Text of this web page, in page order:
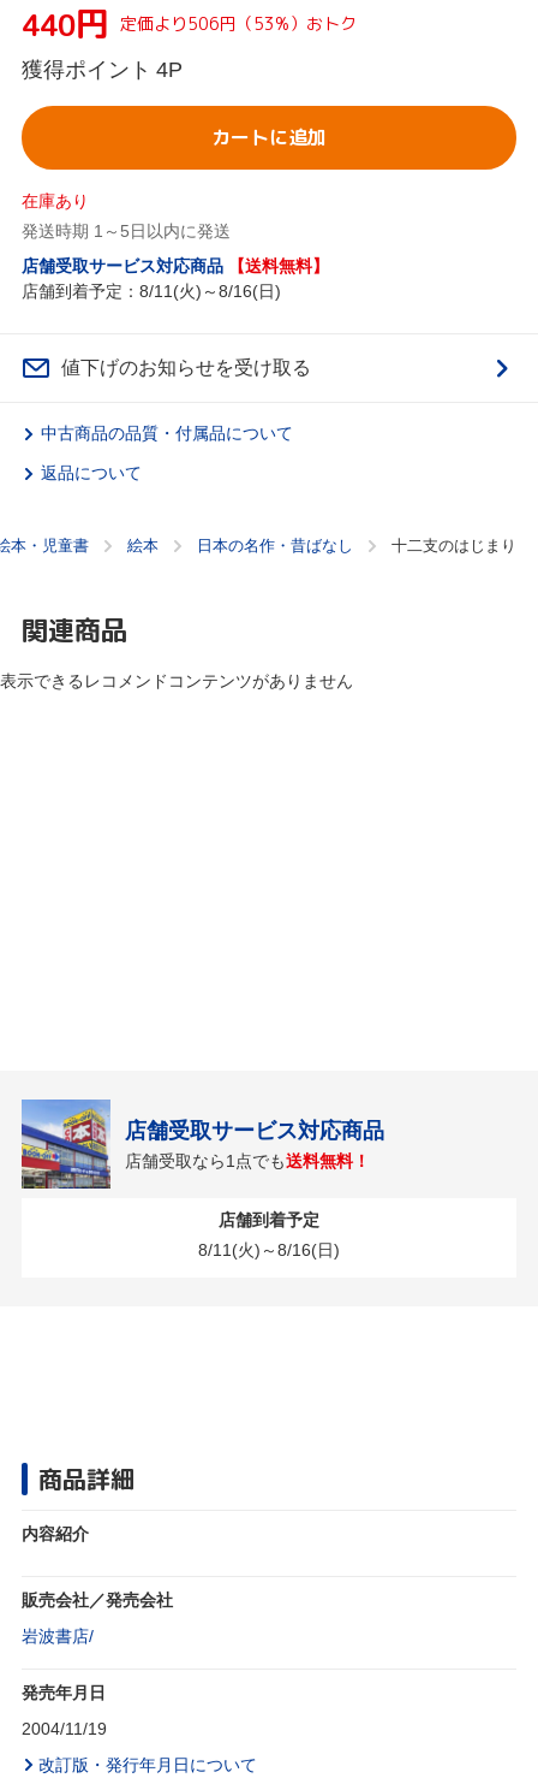
440円 定価より506円（53%）おトク
獲得ポイント 4P
カートに追加
在庫あり
発送時期 1～5日以内に発送
店舗受取サービス対応商品
【送料無料】
店舗到着予定：8/11(火)～8/16(日)
値下げのお知らせを受け取る
中古商品の品質・付属品について
返品について
本・児童書 絵本 日本の名作・昔ばなし 十二支のはじまり
関連商品
表示できるレコメンドコンテンツがありません
店舗受取サービス対応商品
店舗受取なら1点でも送料無料！
店舗到着予定
8/11(火)～8/16(日)
商品詳細
内容紹介
販売会社／発売会社
岩波書店/
発売年月日
2004/11/19
改訂版・発行年月日について